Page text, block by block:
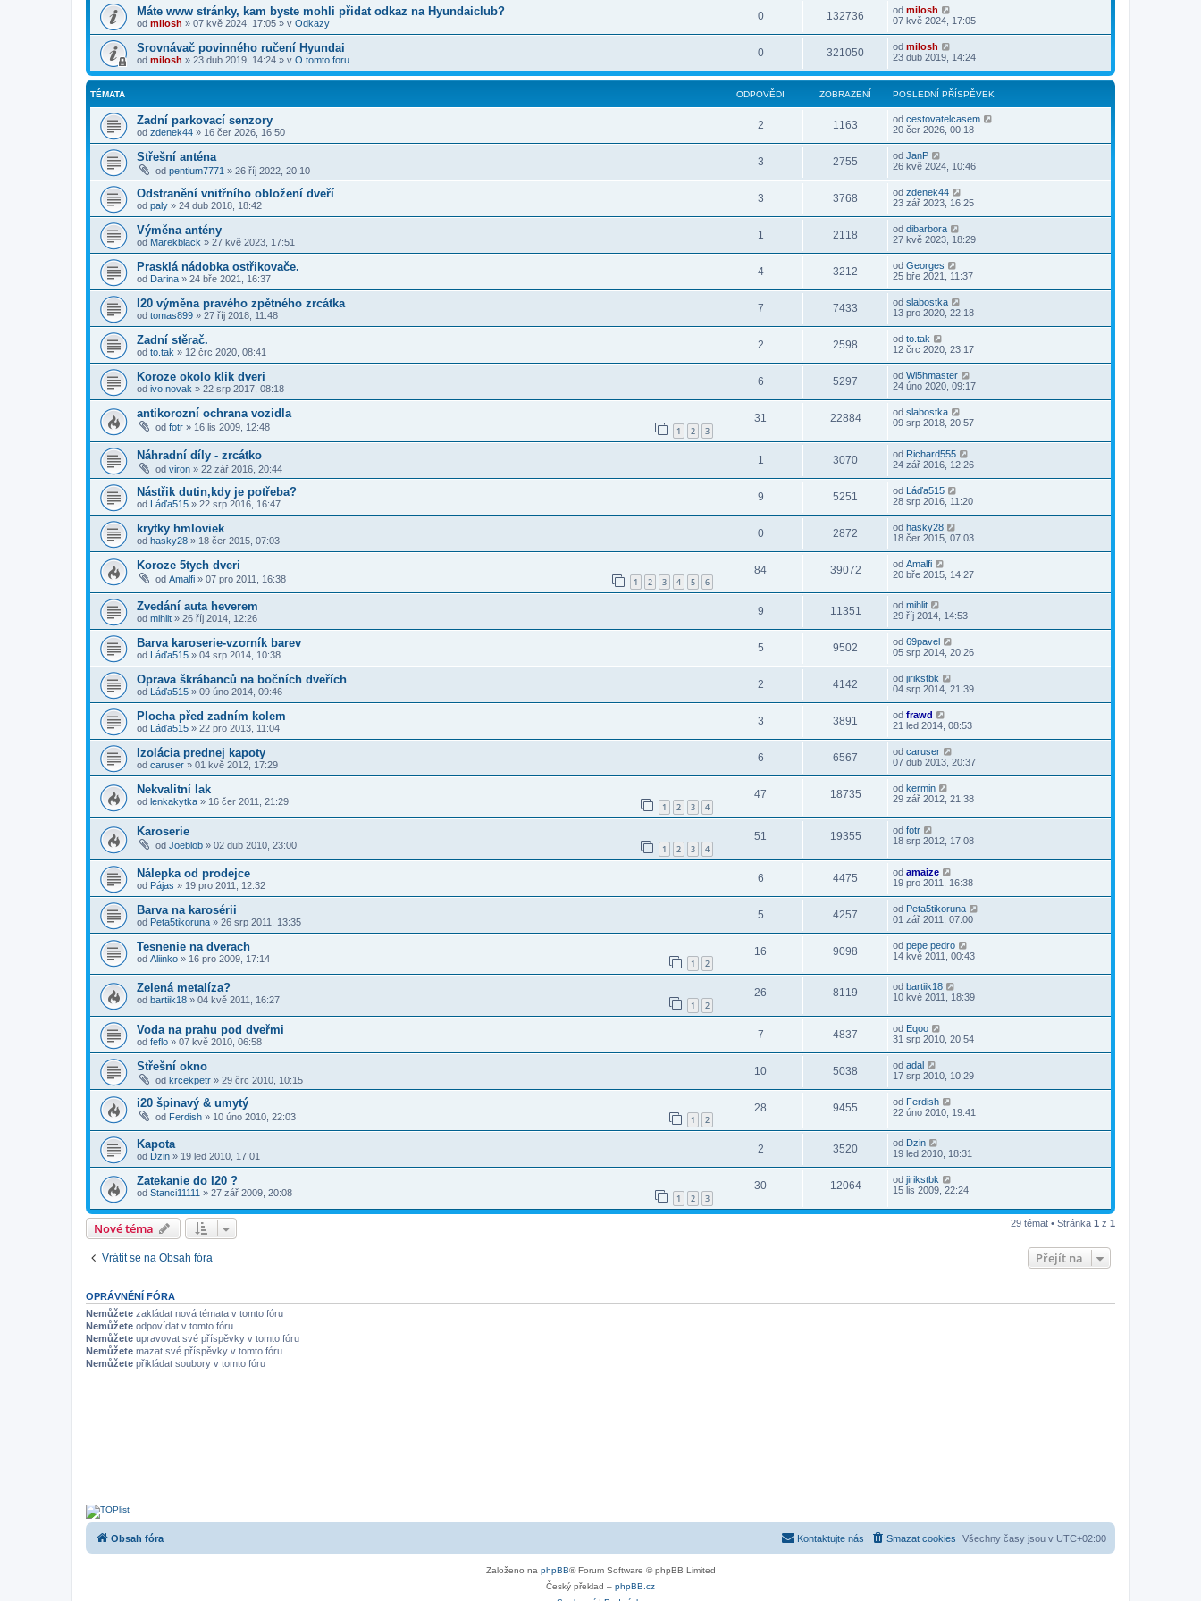
Máte www stránky, kam byste mohli přidat odkaz na Hyundaiclub?
od milosh » 07 kvě 2024, 17:05 » v Odkazy
0 132736 od milosh
07 kvě 2024, 17:05
Srovnávač povinného ručení Hyundai
od milosh » 23 dub 2019, 14:24 » v O tomto foru
0 321050 od milosh
23 dub 2019, 14:24
TÉMATA ODPOVĚDI ZOBRAZENÍ POSLEDNÍ PŘÍSPĚVEK
Zadní parkovací senzory
od zdenek44 » 16 čer 2026, 16:50
2 1163 od cestovatelcasem
20 čer 2026, 00:18
Střešní anténa
od pentium7771 » 26 říj 2022, 20:10
3 2755 od JanP
26 kvě 2024, 10:46
Odstranění vnitřního obložení dveří
od paly » 24 dub 2018, 18:42
3 3768 od zdenek44
23 zář 2023, 16:25
Výměna antény
od Marekblack » 27 kvě 2023, 17:51
1 2118 od dibarbora
27 kvě 2023, 18:29
Prasklá nádobka ostřikovače.
od Darina » 24 bře 2021, 16:37
4 3212 od Georges
25 bře 2021, 11:37
I20 výměna pravého zpětného zrcátka
od tomas899 » 27 říj 2018, 11:48
7 7433 od slabostka
13 pro 2020, 22:18
Zadní stěrač.
od to.tak » 12 črc 2020, 08:41
2 2598 od to.tak
12 črc 2020, 23:17
Koroze okolo klik dveri
od ivo.novak » 22 srp 2017, 08:18
6 5297 od Wi5hmaster
24 úno 2020, 09:17
antikorozní ochrana vozidla
od fotr » 16 lis 2009, 12:48 1 2 3
31 22884 od slabostka
09 srp 2018, 20:57
Náhradní díly - zrcátko
od viron » 22 zář 2016, 20:44
1 3070 od Richard555
24 zář 2016, 12:26
Nástřik dutin,kdy je potřeba?
od Láďa515 » 22 srp 2016, 16:47
9 5251 od Láďa515
28 srp 2016, 11:20
krytky hmloviek
od hasky28 » 18 čer 2015, 07:03
0 2872 od hasky28
18 čer 2015, 07:03
Koroze 5tych dveri
od Amalfi » 07 pro 2011, 16:38 1 2 3 4 5 6
84 39072 od Amalfi
20 bře 2015, 14:27
Zvedání auta heverem
od mihlit » 26 říj 2014, 12:26
9 11351 od mihlit
29 říj 2014, 14:53
Barva karoserie-vzorník barev
od Láďa515 » 04 srp 2014, 10:38
5 9502 od 69pavel
05 srp 2014, 20:26
Oprava škrábanců na bočních dveřích
od Láďa515 » 09 úno 2014, 09:46
2 4142 od jirikstbk
04 srp 2014, 21:39
Plocha před zadním kolem
od Láďa515 » 22 pro 2013, 11:04
3 3891 od frawd
21 led 2014, 08:53
Izolácia prednej kapoty
od caruser » 01 kvě 2012, 17:29
6 6567 od caruser
07 dub 2013, 20:37
Nekvalitní lak
od lenkakytka » 16 čer 2011, 21:29 1 2 3 4
47 18735 od kermin
29 zář 2012, 21:38
Karoserie
od Joeblob » 02 dub 2010, 23:00 1 2 3 4
51 19355 od fotr
18 srp 2012, 17:08
Nálepka od prodejce
od Pájas » 19 pro 2011, 12:32
6 4475 od amaize
19 pro 2011, 16:38
Barva na karosérii
od Peta5tikoruna » 26 srp 2011, 13:35
5 4257 od Peta5tikoruna
01 zář 2011, 07:00
Tesnenie na dverach
od Aliinko » 16 pro 2009, 17:14 1 2
16 9098 od pepe pedro
14 kvě 2011, 00:43
Zelená metalíza?
od bartiik18 » 04 kvě 2011, 16:27 1 2
26 8119 od bartiik18
10 kvě 2011, 18:39
Voda na prahu pod dveřmi
od feflo » 07 kvě 2010, 06:58
7 4837 od Eqoo
31 srp 2010, 20:54
Střešní okno
od krcekpetr » 29 črc 2010, 10:15
10 5038 od adal
17 srp 2010, 10:29
i20 špinavý & umytý
od Ferdish » 10 úno 2010, 22:03 1 2
28 9455 od Ferdish
22 úno 2010, 19:41
Kapota
od Dzin » 19 led 2010, 17:01
2 3520 od Dzin
19 led 2010, 18:31
Zatekanie do I20 ?
od Stanci11111 » 27 zář 2009, 20:08 1 2 3
30 12064 od jirikstbk
15 lis 2009, 22:24
Nové téma 29 témat • Stránka 1 z 1
Vrátit se na Obsah fóra Přejít na
OPRÁVNĚNÍ FÓRA
Nemůžete zakládat nová témata v tomto fóru
Nemůžete odpovídat v tomto fóru
Nemůžete upravovat své příspěvky v tomto fóru
Nemůžete mazat své příspěvky v tomto fóru
Nemůžete přikládat soubory v tomto fóru
Obsah fóra Všechny časy jsou v UTC+02:00
Smazat cookies
Kontaktujte nás
Založeno na phpBB® Forum Software © phpBB Limited
Český překlad – phpBB.cz